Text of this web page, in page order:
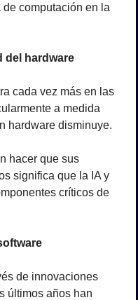
computación en la
del hardware
a medida
hardware disminuye.
hacer que sus
significa que la IA y
críticos de
de innovaciones
últimos años han